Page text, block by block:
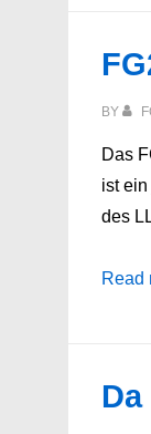
BY
Das
ist
des
FG28
Read